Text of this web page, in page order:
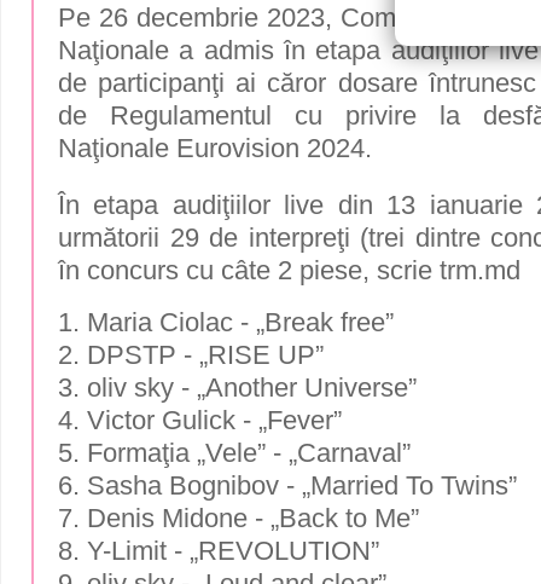
Pe 26 decembrie 2023, Comitetul de
Naţionale a admis în etapa audiţiilor
de participanţi ai căror dosare
de Regulamentul cu privire la
Naţionale Eurovision 2024.
În etapa audiţiilor live din 13 ianuarie
următorii 29 de interpreţi (trei dintre
în concurs cu câte 2 piese, scrie trm.md
1. Maria Ciolac - „Break free”
2. DPSTP - „RISE UP”
3. oliv sky - „Another Universe”
4. Victor Gulick - „Fever”
5. Formaţia „Vele” - „Carnaval”
6. Sasha Bognibov - „Married To Twins”
7. Denis Midone - „Back to Me”
8. Y-Limit - „REVOLUTION”